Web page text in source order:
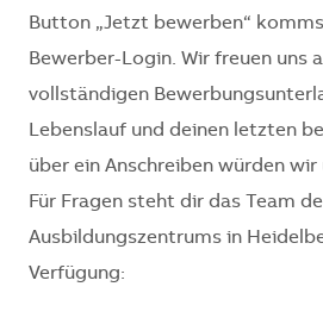
Button „Jetzt bewerben“
Bewerber-Login. Wir freuen uns
vollständigen
Lebenslauf und deinen letzten
über ein Anschreiben würden wir
Für Fragen steht dir das Team
Ausbildungszentrums in
Verfügung: